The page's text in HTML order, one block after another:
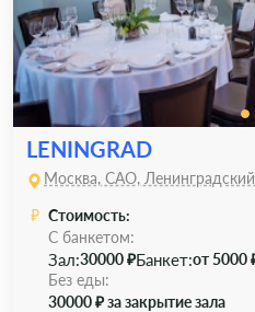
LENINGRAD
Москва, САО, Ленинградский
Стоимость:
С банкетом:
Зал:30000 ₽Банкет:от 5000
Без еды:
30000 ₽ за закрытие зала